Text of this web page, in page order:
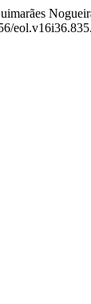
eol.v16i36.835.